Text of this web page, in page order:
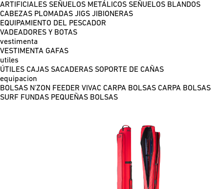
ARTIFICIALES SEÑUELOS METÁLICOS SEÑUELOS BLANDOS
CABEZAS PLOMADAS JIGS JIBIONERAS
EQUIPAMIENTO DEL PESCADOR
VADEADORES Y BOTAS
vestimenta
VESTIMENTA GAFAS
utiles
ÚTILES CAJAS SACADERAS SOPORTE DE CAÑAS
equipacion
BOLSAS N'ZON FEEDER VIVAC CARPA BOLSAS CARPA BOLSAS
SURF FUNDAS PEQUEÑAS BOLSAS